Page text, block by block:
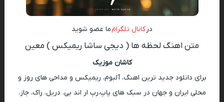
در کانال تلگرامما عضو شوید
متن اهنگ لحظه ها ( دیجی ساشا ریمیکس ) معین
کاشان موزیک
برای دانلود جدید ترین اهنگ، آلبوم، ریمیکس و مداحی های روز و
محلی ایران و جهان در سبک های پاپ،رپ ار اند بی، دریل، راک، جاز،